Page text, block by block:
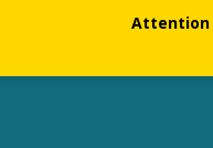
Attention